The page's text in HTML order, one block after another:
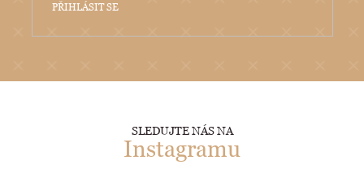
PŘIHLÁSIT SE
SLEDUJTE NÁS NA
Instagramu